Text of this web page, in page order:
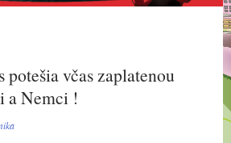
potešia včas zaplatenou
a Nemci !